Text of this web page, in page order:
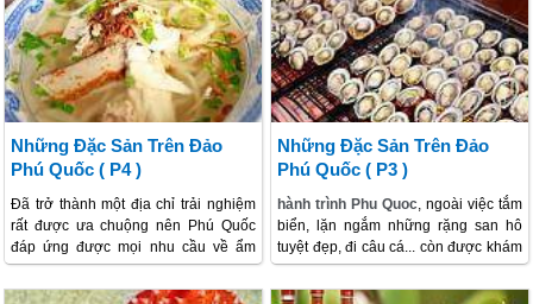
(Việt Nam) với vẻ đẹp hoang sơ đã
vinh dự xếp thứ 8 trong danh sách do
Roughguides lựa chọn.
nghiệm Phú Quốctrở thành từ khóa
hot hiện nay. Đến Phú Quốc tắm biển,
bạn không thể bỏ qua những bãi biển
sau:
Những Đặc Sản Trên Đảo
Phú Quốc ( P4 )
Đã trở thành một địa chỉ trải nghiệm
rất được ưa chuộng nên Phú Quốc
đáp ứng được mọi nhu cầu về ẩm
thực của Lữ khách trong và ngoài
nước. Đảo Phú Quốckhông thiếu
Những Đặc Sản Trên Đảo
Phú Quốc ( P3 )
hành trình Phu Quoc, ngoài việc tắm
biển, lặn ngắm những rặng san hô
tuyệt đẹp, đi câu cá... còn được khám
phá những món ăn ngon miệng của
người dân trên đảo được chế biến từ